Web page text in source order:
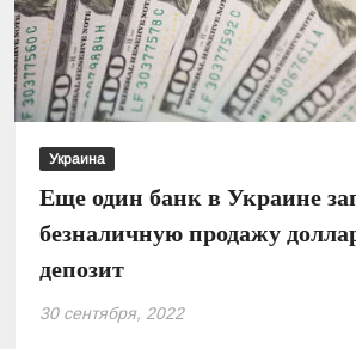
заселиться
Украина
Еще один банк в Украине
безналичную продажу
депозит
30 сентября, 2022